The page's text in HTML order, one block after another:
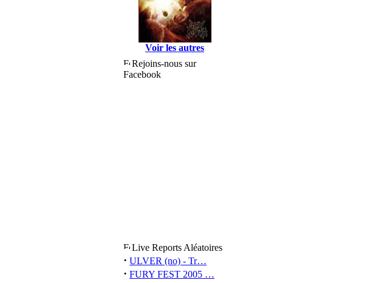
Voir les autres
Rejoins-nous sur
Facebook
Live Reports Aléatoires
· ULVER (no) - Tr…
· FURY FEST 2005 …